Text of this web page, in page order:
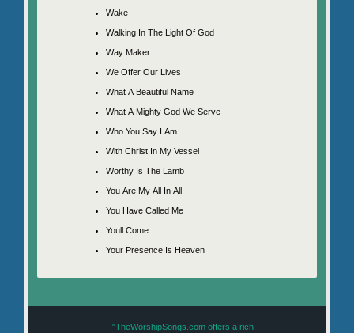
Wake
Walking In The Light Of God
Way Maker
We Offer Our Lives
What A Beautiful Name
What A Mighty God We Serve
Who You Say I Am
With Christ In My Vessel
Worthy Is The Lamb
You Are My All In All
You Have Called Me
Youll Come
Your Presence Is Heaven
"TheWorshipSongs.com offers a rich